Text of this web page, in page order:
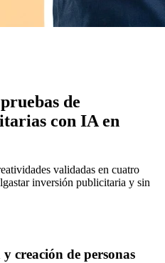
de
con IA en
validadas en cuatro
inversión publicitaria y sin
creación de personas